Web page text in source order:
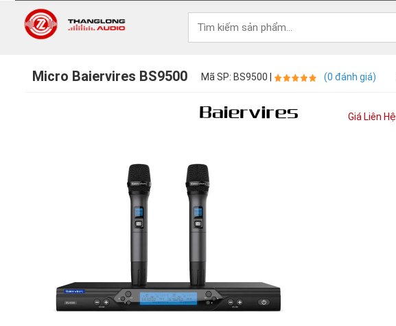
Micro Baiervires BS9500 Mã SP: BS9500 | (0 đánh giá)
Giá Liên Hệ